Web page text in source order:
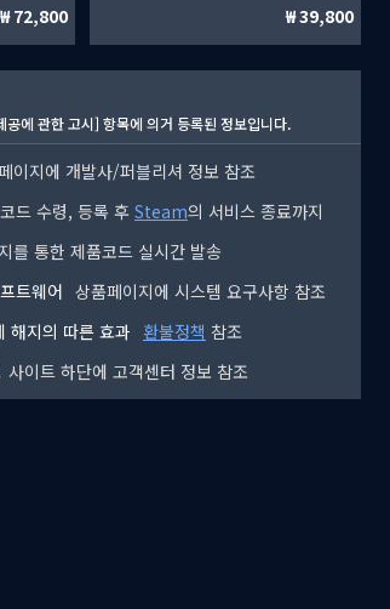
72,800 39,800
공에 관한 고시] 항목에 의거 등록된 정보입니다.
이지에 개발사/퍼블리셔 정보 참조
드 수령, 등록 후 Steam의 서비스 종료까지
를 통한 제품코드 실시간 발송
트웨어 상품페이지에 시스템 요구사항 참조
해지의 따른 효과 환불정책 참조
사이트 하단에 고객센터 정보 참조